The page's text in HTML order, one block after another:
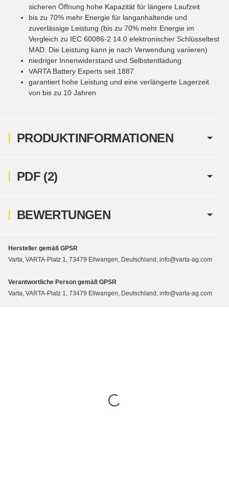
PRODUKTINFORMATIONEN
sicheren Öffnung hohe Kapazität für längere Laufzeit
bis zu 70% mehr Energie für langanhaltende und
zuverlässige Leistung (bis zu 70% mehr Energie im
Vergleich zu IEC 60086-2 14.0 elektronischer Schlüsseltest
MAD. Die Leistung kann je nach Verwendung variieren)
niedriger Innenwiderstand und Selbstentladung
VARTA Battery Experts seit 1887
garantiert hohe Leistung und eine verlängerte Lagerzeit
von bis zu 10 Jahren
PDF (2)
BEWERTUNGEN
Hersteller gemäß GPSR
Varta, VARTA-Platz 1, 73479 Ellwangen, Deutschland, info@varta-ag.com
Verantwortliche Person gemäß GPSR
Varta, VARTA-Platz 1, 73479 Ellwangen, Deutschland, info@varta-ag.com